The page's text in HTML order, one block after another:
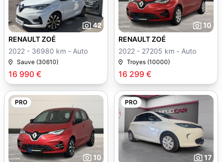
42
16 990 €
RENAULT ZOÉ
2022 - 36980 km - Auto
Sauve (30610)
10
16 299 €
RENAULT ZOÉ
2022 - 27205 km - Auto
Troyes (10000)
PRO
10
PRO
17